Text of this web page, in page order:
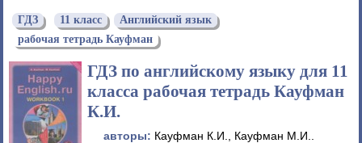
ГДЗ 11 класс
Английский язык
рабочая тетрадь Кауфман
ГДЗ по английскому языку для 11
класса рабочая тетрадь Кауфман
К.И.
авторы: Кауфман К.И., Кауфман М.И..